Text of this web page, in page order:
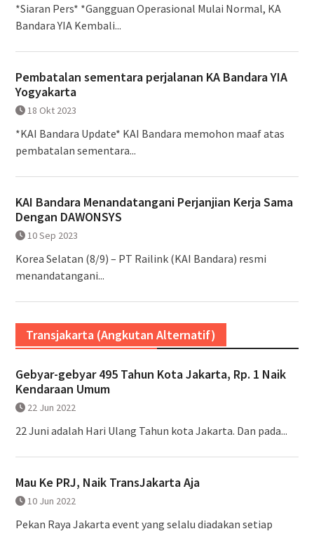
*Siaran Pers* *Gangguan Operasional Mulai Normal, KA
Bandara YIA Kembali...
Pembatalan sementara perjalanan KA Bandara YIA
Yogyakarta
18 Okt 2023
*KAI Bandara Update* KAI Bandara memohon maaf atas
pembatalan sementara...
KAI Bandara Menandatangani Perjanjian Kerja Sama
Dengan DAWONSYS
10 Sep 2023
Korea Selatan (8/9) – PT Railink (KAI Bandara) resmi
menandatangani...
Transjakarta (Angkutan Alternatif)
Gebyar-gebyar 495 Tahun Kota Jakarta, Rp. 1 Naik
Kendaraan Umum
22 Jun 2022
22 Juni adalah Hari Ulang Tahun kota Jakarta. Dan pada...
Mau Ke PRJ, Naik TransJakarta Aja
10 Jun 2022
Pekan Raya Jakarta event yang selalu diadakan setiap